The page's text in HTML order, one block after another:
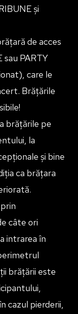
și
de acces
sau PARTY
care le
Brățările
brățările pe
la
și bine
ca brățara
câte ori
intrarea în
brățării este
cazul pierderii,